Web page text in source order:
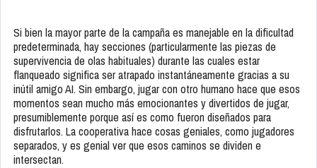
Si bien la mayor parte de la campaña es manejable en la dificultad
predeterminada, hay secciones (particularmente las piezas de
supervivencia de olas habituales) durante las cuales estar
flanqueado significa ser atrapado instantáneamente gracias a su
inútil amigo AI. Sin embargo, jugar con otro humano hace que esos
momentos sean mucho más emocionantes y divertidos de jugar,
presumiblemente porque así es como fueron diseñados para
disfrutarlos. La cooperativa hace cosas geniales, como jugadores
separados, y es genial ver que esos caminos se dividen e
intersectan.